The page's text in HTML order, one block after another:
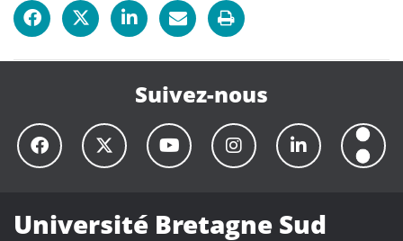
Suivez-nous
Université Bretagne Sud